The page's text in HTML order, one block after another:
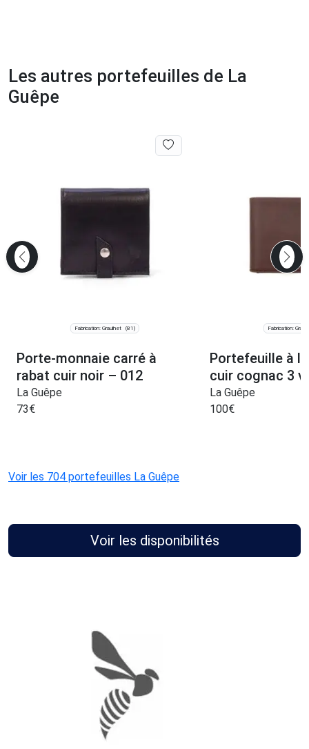
Les autres portefeuilles de La
Guêpe
Fabrication: Graulhet (81)
Porte-monnaie carré à
rabat cuir noir – 012
La Guêpe
73€
Fabrication:
Portefeuille à
cuir cognac 3
La Guêpe
100€
Voir les 704 portefeuilles La Guêpe
Voir les disponibilités